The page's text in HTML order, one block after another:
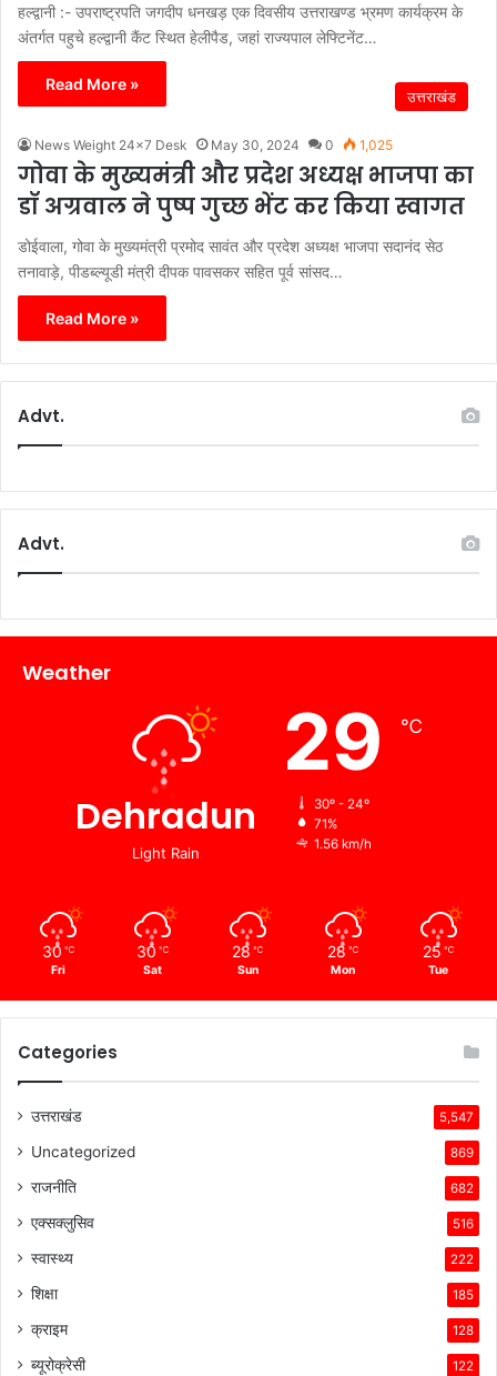
हल्द्वानी :- उपराष्ट्रपति जगदीप धनखड़ एक दिवसीय उत्तराखण्ड भ्रमण कार्यक्रम के
अंतर्गत पहुचे हल्द्वानी कैंट स्थित हेलीपैड, जहां राज्यपाल लेफ्टिनेंट…
Read More »
उत्तराखंड
News Weight 24x7 Desk May 30, 2024 0 1,025
गोवा के मुख्यमंत्री और प्रदेश अध्यक्ष भाजपा का
डॉ अग्रवाल ने पुष्प गुच्छ भेंट कर किया स्वागत
डोईवाला, गोवा के मुख्यमंत्री प्रमोद सावंत और प्रदेश अध्यक्ष भाजपा सदानंद सेठ
तनावाड़े, पीडब्ल्यूडी मंत्री दीपक पावसकर सहित पूर्व सांसद…
Read More »
Advt.
Advt.
Weather
Dehradun
Light Rain
29 ℃
30º - 24º
71%
1.56 km/h
30 ℃
Fri
30 ℃
Sat
28 ℃
Sun
28 ℃
Mon
25 ℃
Tue
Categories
उत्तराखंड 5,547
Uncategorized 869
राजनीति 682
एक्सक्लुसिव 516
स्वास्थ्य 222
शिक्षा 185
क्राइम 128
ब्यूरोक्रेसी 122